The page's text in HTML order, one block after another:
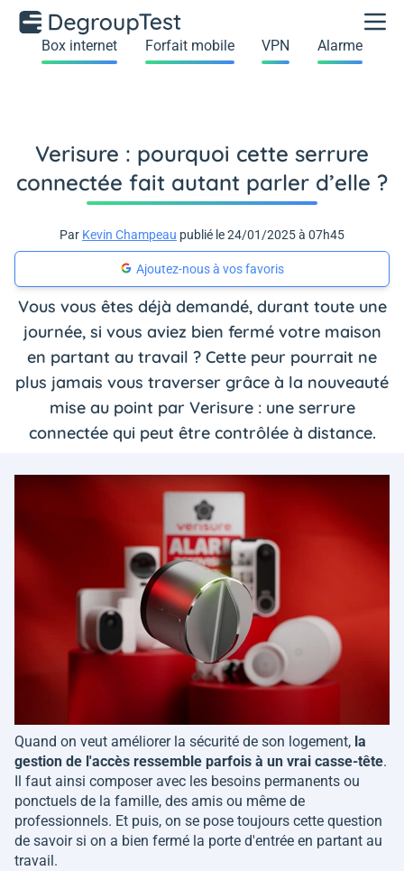
Box internet Forfait mobile VPN Alarme
Verisure : pourquoi cette serrure
connectée fait autant parler d’elle ?
Par Kevin Champeau publié le 24/01/2025 à 07h45
Ajoutez-nous à vos favoris
Vous vous êtes déjà demandé, durant toute une
journée, si vous aviez bien fermé votre maison
en partant au travail ? Cette peur pourrait ne
plus jamais vous traverser grâce à la nouveauté
mise au point par Verisure : une serrure
connectée qui peut être contrôlée à distance.
Quand on veut améliorer la sécurité de son logement, la
gestion de l'accès ressemble parfois à un vrai casse-tête.
Il faut ainsi composer avec les besoins permanents ou
ponctuels de la famille, des amis ou même de
professionnels. Et puis, on se pose toujours cette question
de savoir si on a bien fermé la porte d'entrée en partant au
travail.